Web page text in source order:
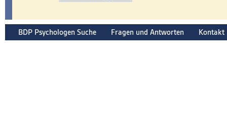
BDP Psychologen Suche Fragen und Antworten Kontakt